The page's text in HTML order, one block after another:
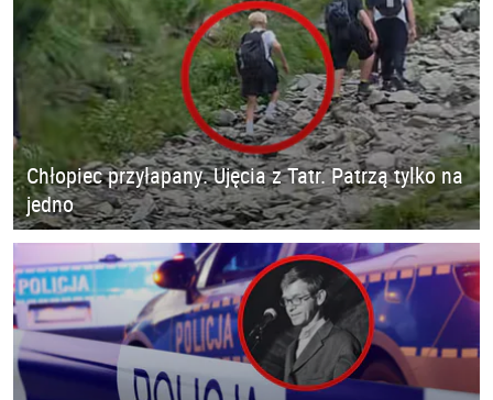
Chłopiec przyłapany. Ujęcia z Tatr. Patrzą tylko na
jedno